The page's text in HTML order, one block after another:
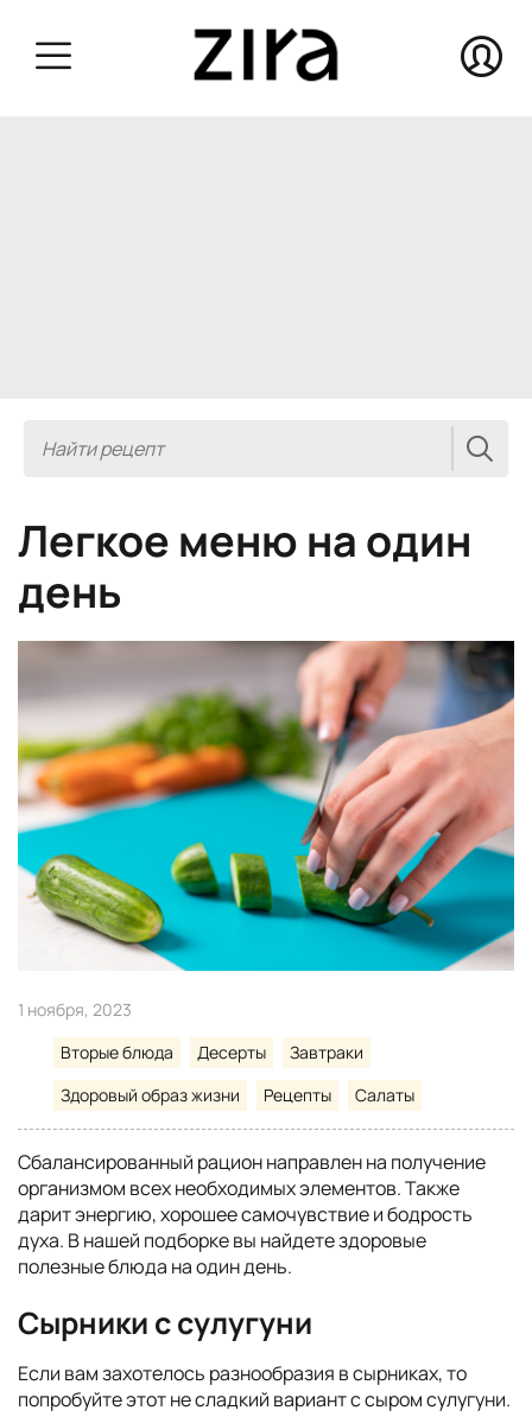
Легкое меню на один
день
1 ноября, 2023
Вторые блюда
Десерты
Завтраки
Здоровый образ жизни
Рецепты Салаты
Сбалансированный рацион направлен на получение
организмом всех необходимых элементов. Также
дарит энергию, хорошее самочувствие и бодрость
духа. В нашей подборке вы найдете здоровые
полезные блюда на один день.
Сырники с сулугуни
Если вам захотелось разнообразия в сырниках, то
попробуйте этот не сладкий вариант с сыром сулугуни.